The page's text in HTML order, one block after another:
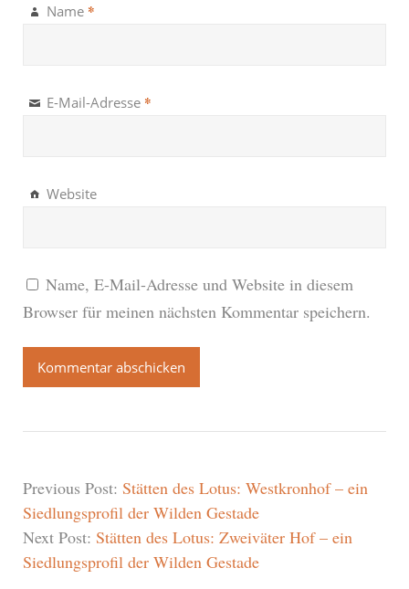
Name *
E-Mail-Adresse *
Website
Name, E-Mail-Adresse und Website in diesem
Browser für meinen nächsten Kommentar speichern.
Previous Post: Stätten des Lotus: Westkronhof – ein
Siedlungsprofil der Wilden Gestade
Next Post: Stätten des Lotus: Zweiväter Hof – ein
Siedlungsprofil der Wilden Gestade